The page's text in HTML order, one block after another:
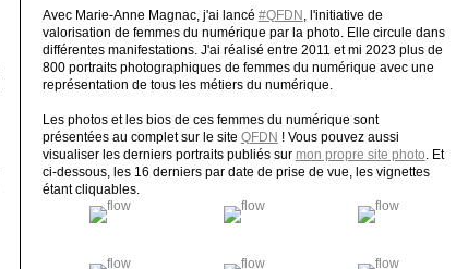
Avec Marie-Anne Magnac, j'ai lancé #QFDN
, l'initiative de
valorisation de femmes du numérique par la photo. Elle circule dans
différentes manifestations. J'ai réalisé entre 2011 et mi 2023 plus de
800 portraits photographiques de femmes du numérique avec une
représentation de tous les métiers du numérique.
Les photos et les bios de ces femmes du numérique sont
présentées au complet sur le site QFDN ! Vous pouvez aussi
visualiser les derniers portraits publiés sur mon propre site photo . Et
ci-dessous, les 16 derniers par date de prise de vue, les vignettes
étant cliquables.